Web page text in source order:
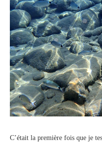
C’était la première fois que je